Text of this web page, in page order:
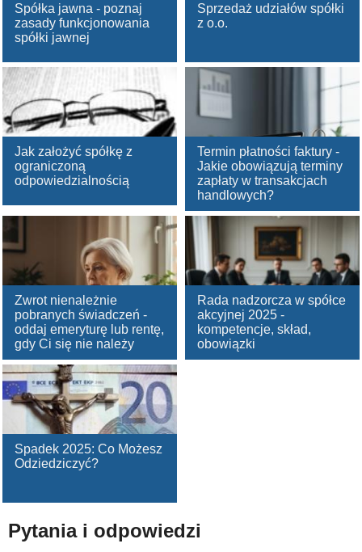
Spółka jawna - poznaj
zasady funkcjonowania
spółki jawnej
Sprzedaż udziałów spółki
z o.o.
Jak założyć spółkę z
ograniczoną
odpowiedzialnością
Termin płatności faktury -
Jakie obowiązują terminy
zapłaty w transakcjach
handlowych?
Zwrot nienależnie
pobranych świadczeń -
oddaj emeryturę lub rentę,
gdy Ci się nie należy
Rada nadzorcza w spółce
akcyjnej 2025 -
kompetencje, skład,
obowiązki
Spadek 2025: Co Możesz
Odziedziczyć?
Pytania i odpowiedzi